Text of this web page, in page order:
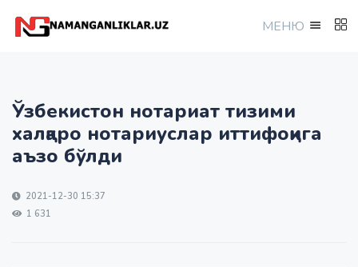
МEНЮ
Ўзбекистон нотариат тизими
халқаро нотариуслар иттифоқига
аъзо бўлди
2021-12-30 15:37
1 631